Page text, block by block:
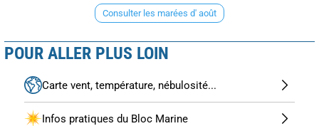
Consulter les marées d' août
POUR ALLER PLUS LOIN
Carte vent, température, nébulosité...
Infos pratiques du Bloc Marine